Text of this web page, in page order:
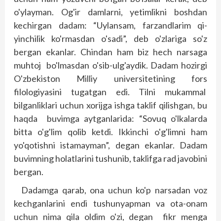
o'ylayman. Og'ir damlarni, yetimlikni boshdan
kechirgan dadam: “Uylansam, farzandlarim qi­
yinchilik ko'rmasdan o'sadi”, deb o'zlariga so'z
bergan ekanlar. Chindan ham biz hech narsaga
muhtoj bo'lmasdan o'sib-ulg'aydik. Dadam hozirgi
O'zbe­kiston Milliy universitetining fors
filologiyasini tugatgan edi. Tilni mukammal
bilganliklari uchun xorijga ishga taklif qilishgan, bu
haqda buvimga aytganlarida: “Sovuq o'lkalarda
bitta o'g'lim qolib ketdi. Ikkinchi o'g'limni ham
yo'qotishni istamayman”, degan ekanlar. Dadam
buvimning holatlarini tushunib, taklifga rad javobini
bergan.
Dadamga qarab, ona uchun ko'p narsadan voz
kechganlarini endi tushunyapman va ota-onam
uchun nima qila oldim o'zi, degan fikr menga